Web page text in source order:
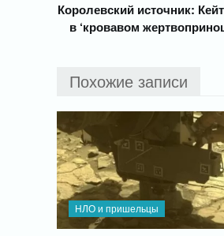
Королевский источник:
в ‘кровавом
Похожие записи
НЛО и пришельцы